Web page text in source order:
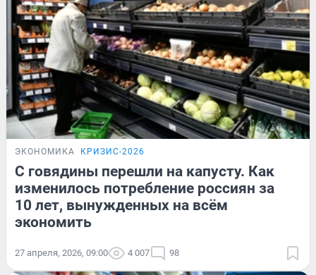
ЭКОНОМИКА КРИЗИС-2026
С говядины перешли на капусту. Как
изменилось потребление россиян за
10 лет, вынужденных на всём
экономить
27 апреля, 2026, 09:00 4 007 98